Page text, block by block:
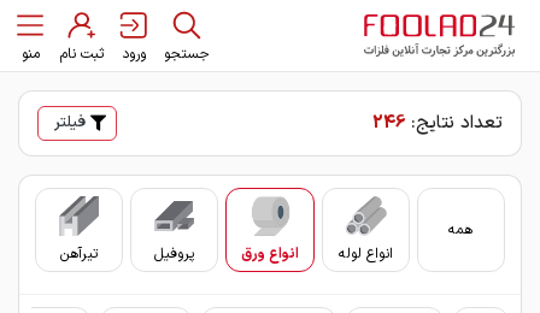
جستجو ورود ثبت نام منو
تعداد نتایج: 246 فیلتر
همه
انواع لوله
انواع ورق پروفیل تیرآهن